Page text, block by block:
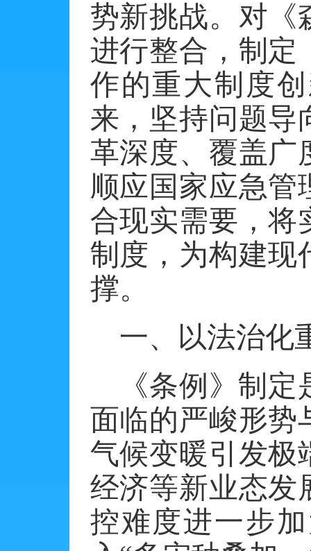
势新挑战。对《
进行整合，制定
作的重大制度
来，坚持问题导
革深度、覆盖广
顺应国家应急管
合现实需要，将
制度，为构建现
撑。
一、以法治化
《条例》制
面临的严峻形势
气候变暖引发极
经济等新业态发
控难度进一步